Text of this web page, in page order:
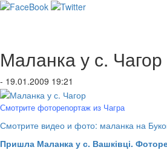
Маланка у с. Чагор
- 19.01.2009 19:21
Смотрите фоторепортаж из Чагра
Смотрите видео и фото: маланка на
Пришла Маланка у с. Вашківці.